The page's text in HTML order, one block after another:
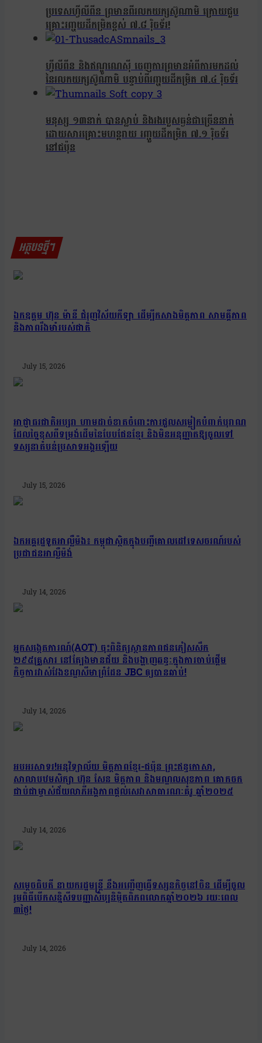
ប្រទេសហ្វីលីពីន ព្រមានពីរលកយក្សស៊ូណាមិ ក្រោយជួប
គ្រោះរញ្ជួយដីកម្រិតខ្ពស់ ៧.៨ រ៉ិចទ័រ!
ហ្វីលីពីន និងឥណ្ឌូណេស៊ី ចេញការព្រមានអំពីការមកដល់
នៃរលកយក្សស៊ូណាមិ បន្ទាប់ពីរញ្ជួយដីកម្រិត ៧.៤ រ៉ិចទ័រ
មនុស្ស ១៣នាក់ បានស្លាប់ និងរងរបួសធ្ងន់ជាច្រើននាក់
ដោយសារគ្រោះមហន្តរាយ រញ្ជួយដីកម្រិត ៧.១ រ៉ិចទ័រ
នៅជប៉ុន
អត្ថបទថ្មីៗ
ឯកឧត្តម ហ៊ុន ម៉ានី ជំរុញវិស័យកីឡា ដើម្បីកសាងមិត្តភាព សាមគ្គីភាព
និងភាពរឹងមាំរបស់ជាតិ
July 15, 2026
អាជ្ញាធរជាតិអប្សរា ហាមដាច់ខាតចំពោះការជួលសម្លៀកបំពាក់បុរាណ
ដែលច្នៃខុសពីទម្រង់ដើមនៃបែបផែនខ្មែរ និងមិនអនុញ្ញាតឱ្យចូលទៅ
ទស្សនាតំបន់ប្រសាទអង្គរឡើយ
July 15, 2026
ឯកអគ្គរដ្ឋទូតអាល្លឺម៉ង៖ កម្ពុជាស្ថិតក្នុងបញ្ជីគោលដៅទេសចរណ៍របស់
ប្រជាជនអាល្លឺម៉ង់
July 14, 2026
អ្នកសង្កេតការណ៍(AOT) ចុះពិនិត្យស្ថានភាពជនភៀសសឹក
២៩៥គ្រួសារ នៅត្បែងមានជ័យ និងបង្ហាញឆន្ទៈក្នុងការចាប់ផ្តើម
កិច្ចការវាស់វែងខណ្ឌសីមាព្រំដែន JBC ឲ្យបានឆាប់!
July 14, 2026
អបអរសាទរ!អនុវិទ្យាល័យ មិត្តភាពខ្មែរ-ជប៉ុន ព្រះឥន្ទកោសា,
សាលាបឋមសិក្សា ហ៊ុន សែន មិត្តភាព និងមណ្ឌលសុខភាព គោកចក
ជាប់ជាម្ចាស់ជ័យលាភីអង្គភាពផ្តល់សេវាសាធារណៈគំរូ ឆ្នាំ២០២៥
July 14, 2026
សម្តេចធិបតី នាយករដ្ឋមន្ត្រី នឹងអញ្ជើញធ្វើទស្សនកិច្ចនៅចិន ដើម្បីចូល
រួមពិធីបើកសន្និសីទបញ្ញាសិប្បនិម្មិតពិភពលោកឆ្នាំ២០២៦ រយៈពេល
៣ថ្ងៃ!
July 14, 2026